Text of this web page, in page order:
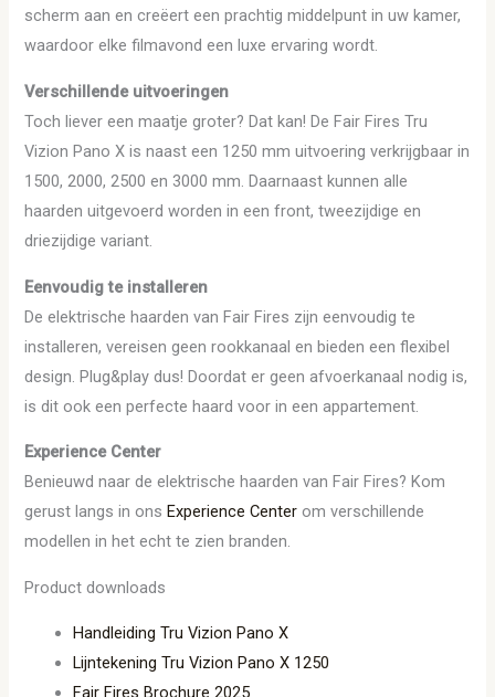
scherm aan en creëert een prachtig middelpunt in uw kamer,
waardoor elke filmavond een luxe ervaring wordt.
Verschillende uitvoeringen
Toch liever een maatje groter? Dat kan! De Fair Fires Tru
Vizion Pano X is naast een 1250 mm uitvoering verkrijgbaar in
1500, 2000, 2500 en 3000 mm. Daarnaast kunnen alle
haarden uitgevoerd worden in een front, tweezijdige en
driezijdige variant.
Eenvoudig te installeren
De elektrische haarden van Fair Fires zijn eenvoudig te
installeren, vereisen geen rookkanaal en bieden een flexibel
design. Plug&play dus! Doordat er geen afvoerkanaal nodig is,
is dit ook een perfecte haard voor in een appartement.
Experience Center
Benieuwd naar de elektrische haarden van Fair Fires? Kom
gerust langs in onsExperience Center om verschillende
modellen in het echt te zien branden.
Product downloads
Handleiding Tru Vizion Pano X
Lijntekening Tru Vizion Pano X 1250
Fair Fires Brochure 2025